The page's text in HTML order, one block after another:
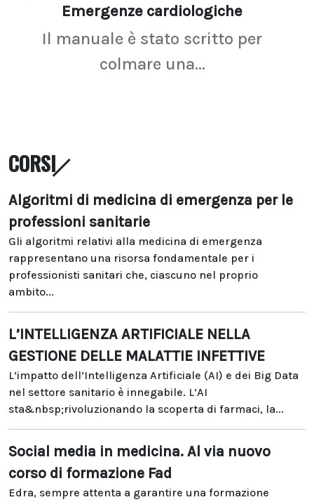
Emergenze cardiologiche
Il manuale è stato scritto per
colmare una...
CORSI
Algoritmi di medicina di emergenza per le
professioni sanitarie
Gli algoritmi relativi alla medicina di emergenza
rappresentano una risorsa fondamentale per i
professionisti sanitari che, ciascuno nel proprio
ambito...
L’INTELLIGENZA ARTIFICIALE NELLA
GESTIONE DELLE MALATTIE INFETTIVE
L’impatto dell’Intelligenza Artificiale (AI) e dei Big Data
nel settore sanitario è innegabile. L’AI
sta&nbsp;rivoluzionando la scoperta di farmaci, la...
Social media in medicina. Al via nuovo
corso di formazione Fad
Edra, sempre attenta a garantire una formazione